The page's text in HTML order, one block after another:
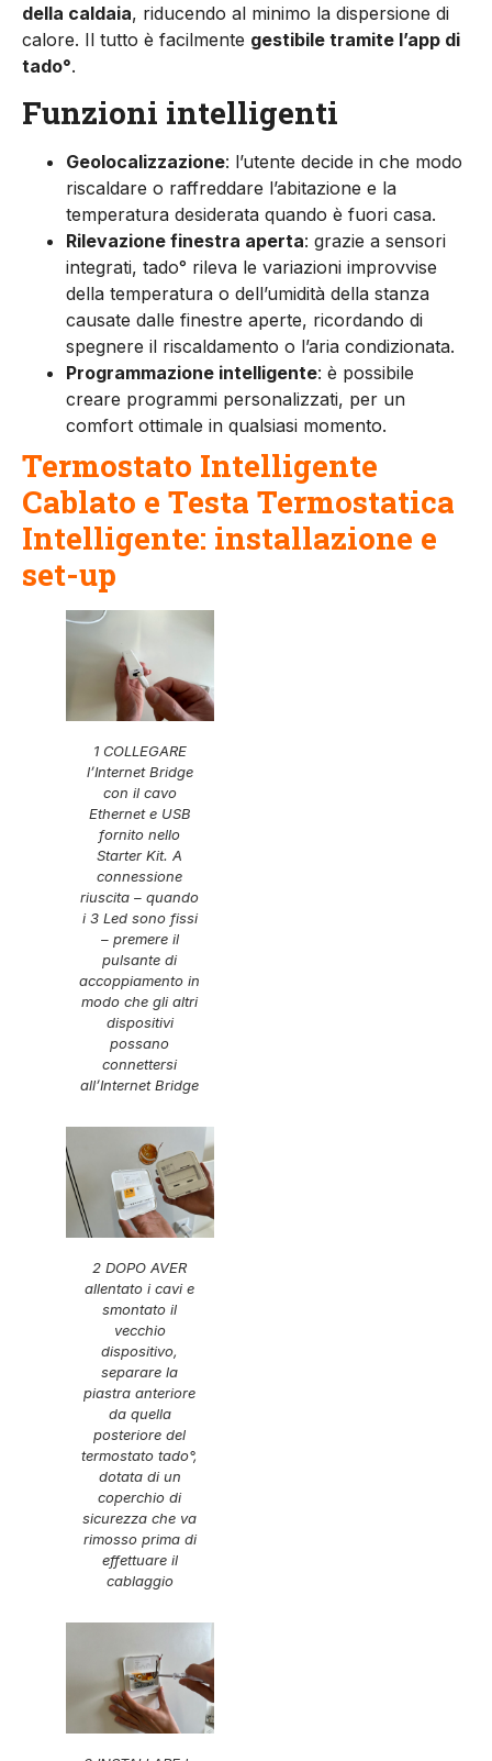
della caldaia, riducendo al minimo la dispersione di
calore. Il tutto è fa­cilmente gestibile tramite l’app di
tado°.
Funzioni intelligenti
Geolocalizzazione: l’utente decide in che modo
riscaldare o raffred­dare l’abitazione e la
temperatura desiderata quando è fuori casa.
Rilevazione finestra aperta: grazie a sensori
integrati, tado° rileva le variazioni improvvise
della tem­peratura o dell’umidità della stan­za
causate dalle finestre aperte, ricordando di
spegnere il riscalda­mento o l’aria condizionata.
Programmazione intelligente: è possibile
creare programmi per­sonalizzati, per un
comfort otti­male in qualsiasi momento.
Termostato Intelligente
Cablato e Testa Termostatica
Intelligente: installazione e
set-up
1 COLLEGARE
l’Internet Bridge
con il cavo
Ethernet e USB
fornito nello
Starter Kit. A
connessione
riuscita – quando
i 3 Led sono fissi
– premere il
pulsante di
accoppiamento in
modo che gli altri
dispositivi
possano
connettersi
all’Internet Bridge
2 DOPO AVER
allentato i cavi e
smontato il
vecchio
dispositivo,
separare la
piastra anteriore
da quella
posteriore del
termostato tado°,
dotata di un
coperchio di
sicurezza che va
rimosso prima di
effettuare il
cablaggio